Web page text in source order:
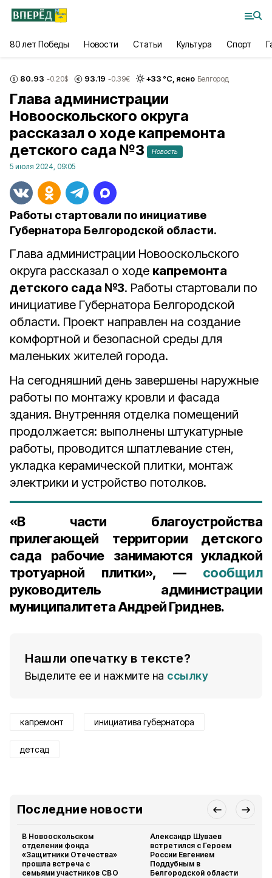
80 лет Победы Новости Статьи Культура Спорт
80.93 -0.20$ 93.19 -0.39€ +33 °С, ясно Белгород
Глава администрации
Новооскольского округа
рассказал о ходе капремонта
детского сада №3
Новость
5 июля 2024, 09:05
Работы стартовали по инициативе
Губернатора Белгородской области.
Глава администрации Новооскольского
округа рассказал о ходе капремонта
детского сада №3. Работы стартовали по
инициативе Губернатора Белгородской
области. Проект направлен на создание
комфортной и безопасной среды для
маленьких жителей города.
На сегодняшний день завершены наружные
работы по монтажу кровли и фасада
здания. Внутренняя отделка помещений
продолжается: выполнены штукатурные
работы, проводится шпатлевание стен,
укладка керамической плитки, монтаж
электрики и устройство потолков.
«В части благоустройства
прилегающей территории детского
сада рабочие занимаются укладкой
тротуарной плитки», — сообщил
руководитель администрации
муниципалитета Андрей Гриднев.
Нашли опечатку в тексте?
Выделите ее и нажмите на ссылку
капремонт инициатива губернатора
детсад
Последние новости
В Новооскольском
отделении фонда
«Защитники Отечества»
прошла встреча с
семьями участников СВО
Александр Шуваев
встретился с Героем
России Евгением
Поддубным в
Белгородской области